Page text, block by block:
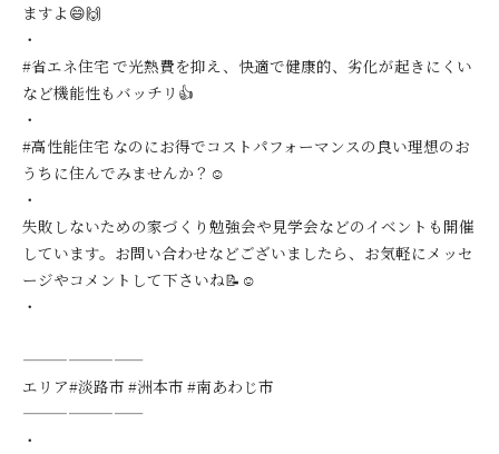
ますよ😄🙌
・
#省エネ住宅 で光熱費を抑え、快適で健康的、劣化が起きにくい
など機能性もバッチリ👍
・
#高性能住宅 なのにお得でコストパフォーマンスの良い理想のお
うちに住んでみませんか？☺️
・
失敗しないための家づくり勉強会や見学会などのイベントも開催
しています。お問い合わせなどございましたら、お気軽にメッセ
ージやコメントして下さいね📝☺️
・
————————
エリア#淡路市 #洲本市 #南あわじ市
————————
・